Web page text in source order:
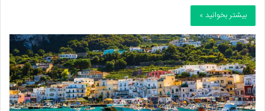
بیشتر بخوانید »